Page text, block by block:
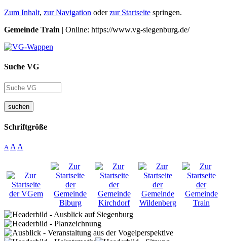
Zum Inhalt, zur Navigation oderzur Startseite springen.
Gemeinde Train | Online: https://www.vg-siegenburg.de/
Suche VG
suchen
Schriftgröße
A A A